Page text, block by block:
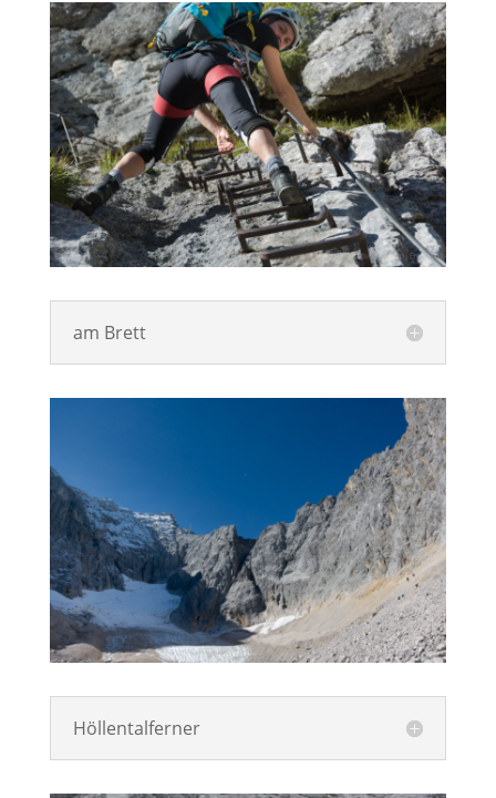
am Brett
Höllentalferner